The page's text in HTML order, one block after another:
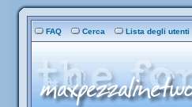
FAQ Cerca Lista degli utenti